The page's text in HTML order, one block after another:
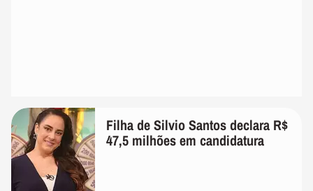
Filha de Silvio Santos declara R$
47,5 milhões em candidatura